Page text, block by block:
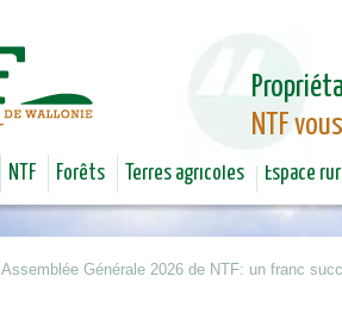
NTF
NTF Forêts Terres agricoles Espace
Assemblée Générale 2026 de NTF: un franc